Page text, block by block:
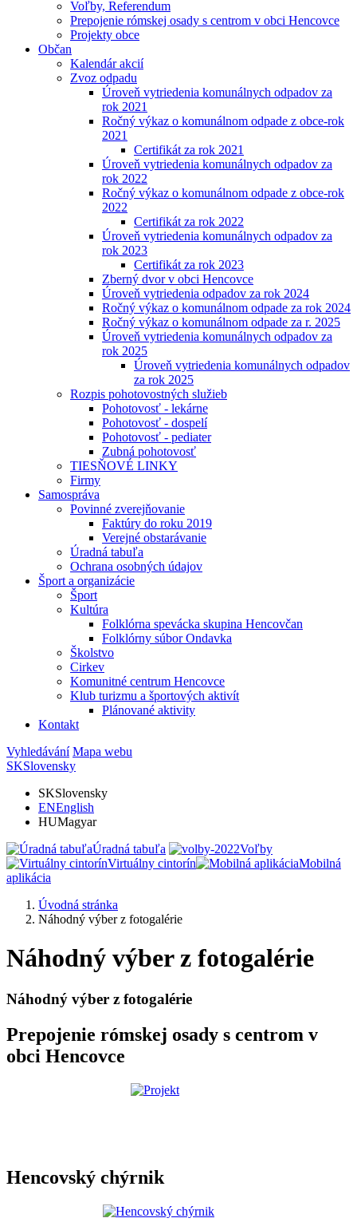
Voľby, Referendum
Prepojenie rómskej osady s centrom v obci Hencovce
Projekty obce
Občan
Kalendár akcií
Zvoz odpadu
Úroveň vytriedenia komunálnych odpadov za
rok 2021
Ročný výkaz o komunálnom odpade z obce-rok
2021
Certifikát za rok 2021
Úroveň vytriedenia komunálnych odpadov za
rok 2022
Ročný výkaz o komunálnom odpade z obce-rok
2022
Certifikát za rok 2022
Úroveň vytriedenia komunálnych odpadov za
rok 2023
Certifikát za rok 2023
Zberný dvor v obci Hencovce
Úroveň vytriedenia odpadov za rok 2024
Ročný výkaz o komunálnom odpade za rok 2024
Ročný výkaz o komunálnom odpade za r. 2025
Úroveň vytriedenia komunálnych odpadov za
rok 2025
Úroveň vytriedenia komunálnych odpadov
za rok 2025
Rozpis pohotovostných služieb
Pohotovosť - lekárne
Pohotovosť - dospelí
Pohotovosť - pediater
Zubná pohotovosť
TIESŇOVÉ LINKY
Firmy
Samospráva
Povinné zverejňovanie
Faktúry do roku 2019
Verejné obstarávanie
Úradná tabuľa
Ochrana osobných údajov
Šport a organizácie
Šport
Kultúra
Folklórna spevácka skupina Hencovčan
Folklórny súbor Ondavka
Školstvo
Cirkev
Komunitné centrum Hencovce
Klub turizmu a športových aktivít
Plánované aktivity
Kontakt
Vyhledávání Mapa webu
SKSlovensky
SKSlovensky
ENEnglish
HUMagyar
Úradná tabuľa
Voľby
Virtuálny cintorín
Mobilná
aplikácia
Úvodná stránka
Náhodný výber z fotogalérie
Náhodný výber z fotogalérie
Náhodný výber z fotogalérie
Prepojenie rómskej osady s centrom v
obci Hencovce
Hencovský chýrnik